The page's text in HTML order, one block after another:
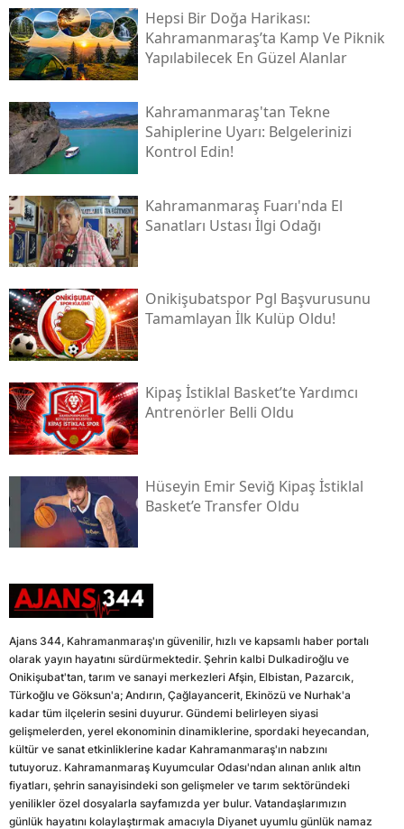
Hepsi Bir Doğa Harikası:
Kahramanmaraş’ta Kamp Ve Piknik
Yapılabilecek En Güzel Alanlar
Kahramanmaraş'tan Tekne
Sahiplerine Uyarı: Belgelerinizi
Kontrol Edin!
Kahramanmaraş Fuarı'nda El
Sanatları Ustası İlgi Odağı
Onikişubatspor Pgl Başvurusunu
Tamamlayan İlk Kulüp Oldu!
Kipaş İstiklal Basket’te Yardımcı
Antrenörler Belli Oldu
Hüseyin Emir Seviğ Kipaş İstiklal
Basket’e Transfer Oldu
Ajans 344, Kahramanmaraş'ın güvenilir, hızlı ve kapsamlı haber portalı
olarak yayın hayatını sürdürmektedir. Şehrin kalbi Dulkadiroğlu ve
Onikişubat'tan, tarım ve sanayi merkezleri Afşin, Elbistan, Pazarcık,
Türkoğlu ve Göksun'a; Andırın, Çağlayancerit, Ekinözü ve Nurhak'a
kadar tüm ilçelerin sesini duyurur. Gündemi belirleyen siyasi
gelişmelerden, yerel ekonominin dinamiklerine, spordaki heyecandan,
kültür ve sanat etkinliklerine kadar Kahramanmaraş'ın nabzını
tutuyoruz. Kahramanmaraş Kuyumcular Odası'ndan alınan anlık altın
fiyatları, şehrin sanayisindeki son gelişmeler ve tarım sektöründeki
yenilikler özel dosyalarla sayfamızda yer bulur. Vatandaşlarımızın
günlük hayatını kolaylaştırmak amacıyla Diyanet uyumlu günlük namaz